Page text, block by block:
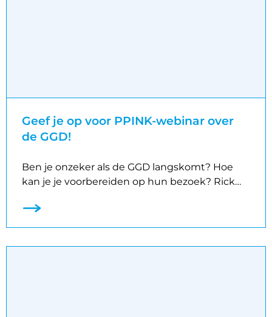
Geef je op voor PPINK-webinar over
de GGD!
Ben je onzeker als de GGD langskomt? Hoe
kan je je voorbereiden op hun bezoek? Rick…